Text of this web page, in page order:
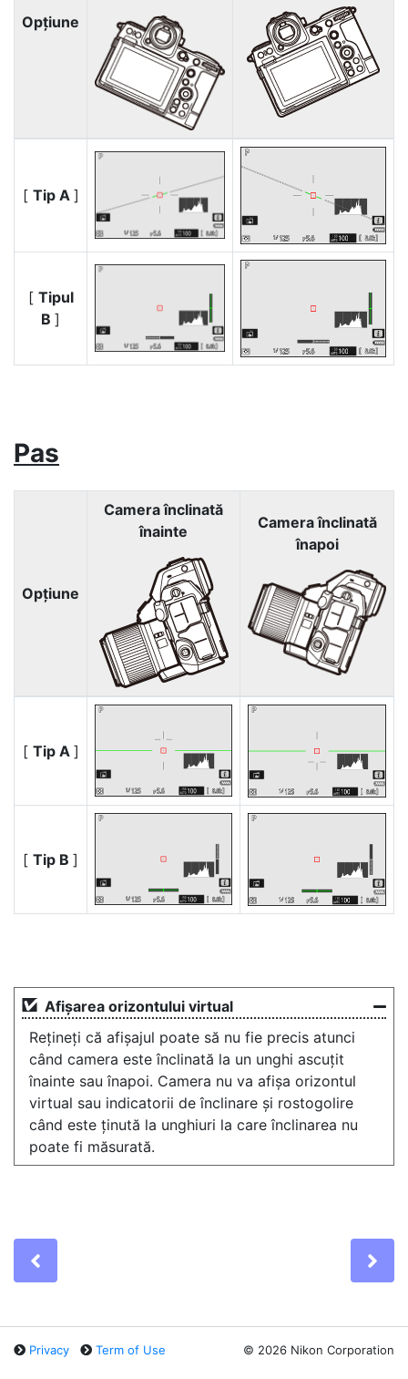
Opţiune
[ Tip A ]
[ Tipul
B ]
Pas
Opţiune
Camera înclinată
înainte
Camera înclinată
înapoi
[ Tip A ]
[ Tip B ]
Afișarea orizontului virtual
Rețineți că afișajul poate să nu fie precis atunci
când camera este înclinată la un unghi ascuțit
înainte sau înapoi. Camera nu va afișa orizontul
virtual sau indicatorii de înclinare și rostogolire
când este ținută la unghiuri la care înclinarea nu
poate fi măsurată.
Privacy Term of Use © 2026 Nikon Corporation